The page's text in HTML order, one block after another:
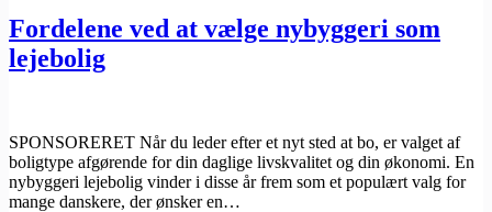
Fordelene ved at vælge nybyggeri som
lejebolig
SPONSORERET Når du leder efter et nyt sted at bo, er valget af
boligtype afgørende for din daglige livskvalitet og din økonomi. En
nybyggeri lejebolig vinder i disse år frem som et populært valg for
mange danskere, der ønsker en…